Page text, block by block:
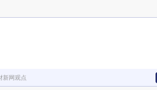
新网观点